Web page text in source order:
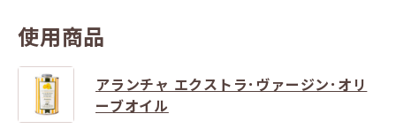
使用商品
アランチャ エクストラ･ヴァージン･オリ
ーブオイル